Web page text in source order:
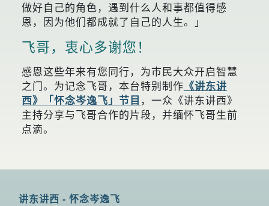
做好自己的角色，遇到什么人和事都值得感
恩，因为他们都成就了自己的人生。」
飞哥，衷心多谢您！
感恩这些年来有您同行，为巿民大众开启智慧
之门。为记念飞哥，本台特别制作 《讲东讲
西》「怀念岑逸飞」节目 ，一众《讲东讲西》
主持分享与飞哥合作的片段，并缅怀飞哥生前
点滴。
讲东讲西 - 怀念岑逸飞